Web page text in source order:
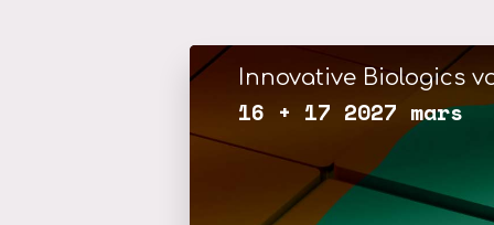
Innovative Biologics
16 + 17 2027 mars